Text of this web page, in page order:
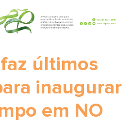
últimos
inaugurar
em NO